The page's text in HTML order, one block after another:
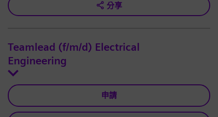
分享
Teamlead (f/m/d) Electrical
Engineering
申請